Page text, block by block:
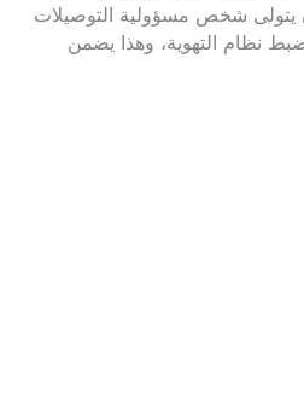
يتولى شخص مسؤولية التوصيلات
ضبط نظام التهوية، وهذا يضمن